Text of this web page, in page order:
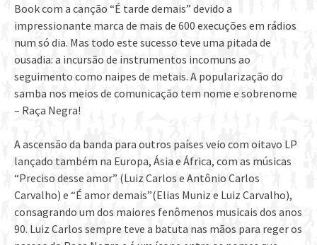
Book com a canção “É tarde demais” devido a
impressionante marca de mais de 600 execuções em rádios
num só dia. Mas todo este sucesso teve uma pitada de
ousadia: a incursão de instrumentos incomuns ao
seguimento como naipes de metais. A popularização do
samba nos meios de comunicação tem nome e sobrenome
– Raça Negra!
A ascensão da banda para outros países veio com oitavo LP
lançado também na Europa, Ásia e África, com as músicas
“Preciso desse amor” (Luiz Carlos e Antônio Carlos
Carvalho) e “É amor demais”(Elias Muniz e Luiz Carvalho),
consagrando um dos maiores fenômenos musicais dos anos
90. Luiz Carlos sempre teve a batuta nas mãos para reger os